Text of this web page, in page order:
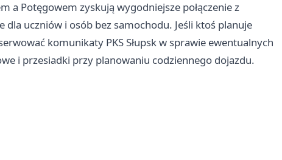
a Potęgowem zyskują wygodniejsze połączenie z
uczniów i osób bez samochodu. Jeśli ktoś planuje
komunikaty PKS Słupsk w sprawie ewentualnych
i przesiadki przy planowaniu codziennego dojazdu.